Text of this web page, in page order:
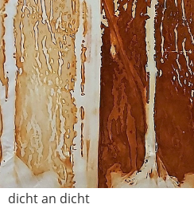
dicht an dicht